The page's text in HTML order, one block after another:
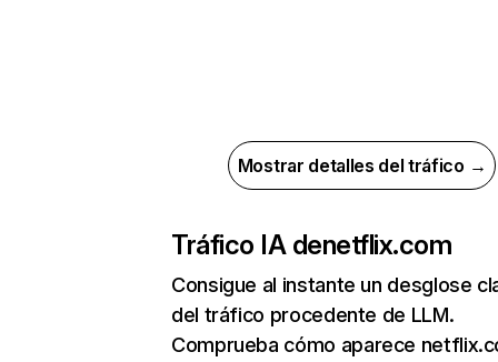
Mostrar detalles del tráfico →
Tráfico IA denetflix.com
Consigue al instante un desglose
del tráfico procedente de LLM.
Comprueba cómo aparece